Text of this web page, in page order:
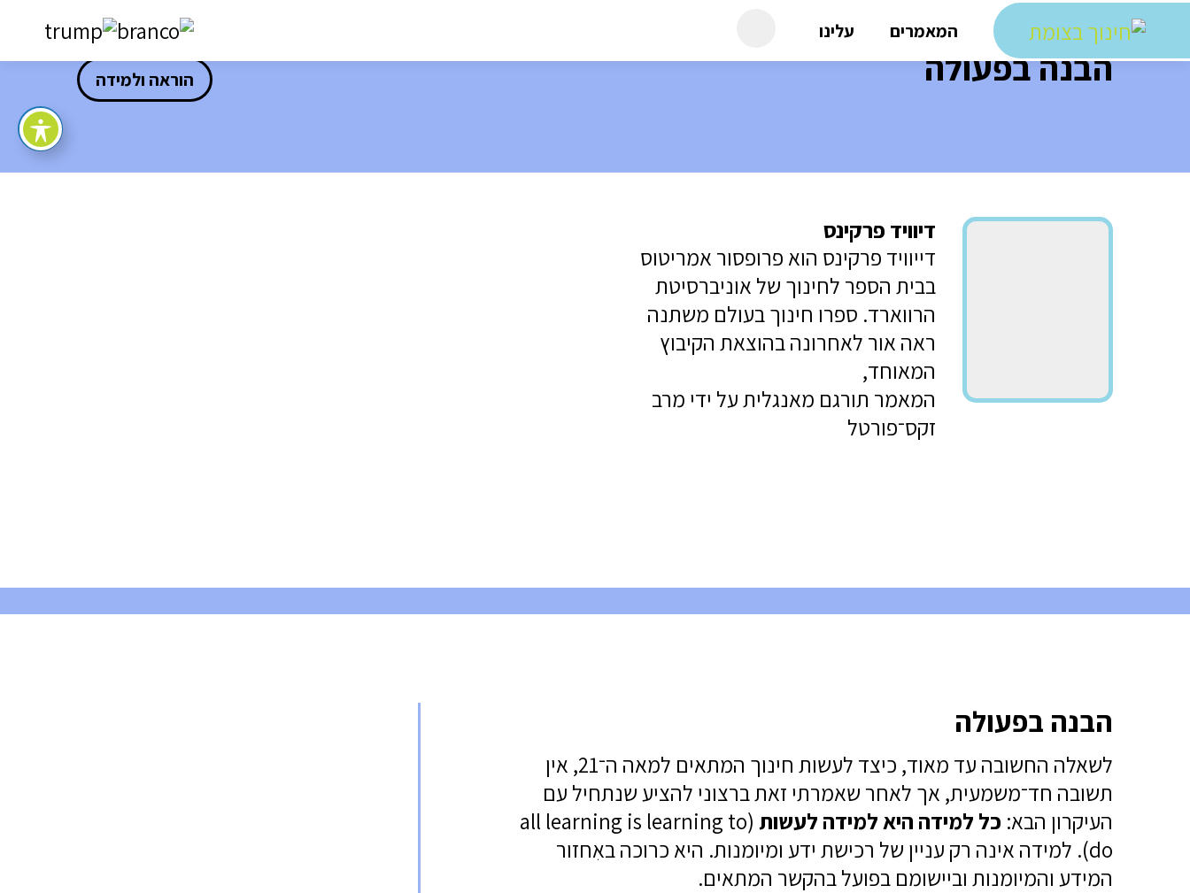
המאמרים עלינו
הבנה בפעולה הוראה ולמידה
דיוויד פרקינס
דייוויד פרקינס הוא פרופסור אמריטוס
בבית הספר לחינוך של אוניברסיטת
הרווארד. ספרו חינוך בעולם משתנה
ראה אור לאחרונה בהוצאת הקיבוץ
המאוחד,
המאמר תורגם מאנגלית על ידי מרב
זקס־פורטל
הבנה בפעולה
לשאלה החשובה עד מאוד, כיצד לעשות חינוך המתאים למאה ה־21, אין
תשובה חד־משמעית, אך לאחר שאמרתי זאת ברצוני להציע שנתחיל עם
העיקרון הבא: כל למידה היא למידה לעשות (all learning is learning to
do). למידה אינה רק עניין של רכישת ידע ומיומנות. היא כרוכה באִחזור
המידע והמיומנות וביישומם בפועל בהקשר המתאים.